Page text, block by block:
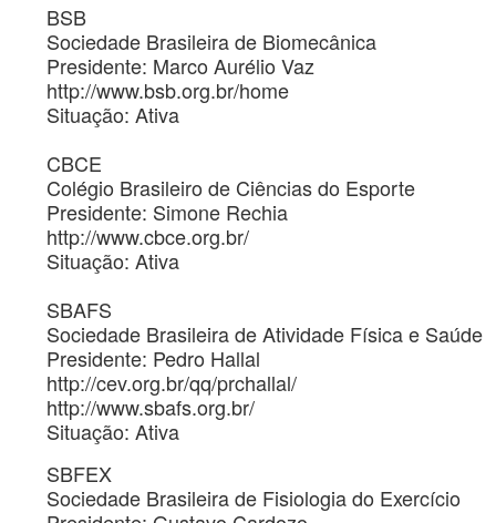
BSB
Sociedade Brasileira de Biomecânica
Presidente: Marco Aurélio Vaz
http://www.bsb.org.br/home
Situação: Ativa
CBCE
Colégio Brasileiro de Ciências do Esporte
Presidente: Simone Rechia
http://www.cbce.org.br/
Situação: Ativa
SBAFS
Sociedade Brasileira de Atividade Física e Saúde
Presidente: Pedro Hallal
http://cev.org.br/qq/prchallal/
http://www.sbafs.org.br/
Situação: Ativa
SBFEX
Sociedade Brasileira de Fisiologia do Exercício